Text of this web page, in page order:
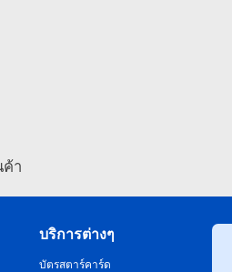
ค้า
บริการต่างๆ
บัตรสตาร์คาร์ด